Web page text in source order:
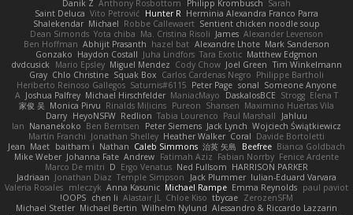
Sarah
Philipp Krombusch
Anthony Rosbottom
Danik Z
Herminia Alexandra Franco Parra
Hunter R
Vito Petrović
Saint Deluca
Sentient chicken noodle soup
Robbe Callewaert
Michael
Shalekendar
Alexander Levenson
James
Ma. Cristina Risoli
Yota chiba
Dean Simonds
Mark Sanderson
Alexandre Lhote
hazel bat
Abhijit Prasanth
Ben Hoffman
Matthew Edgmon
Tara Exotic
Juha Lindfors
Haydon Costall
Gonzako
Tim Winkelmann
Joel Green
Cody Chow
Miguel Mendez
Mario Epsley
dvdcusick
Philippe Bartholi
Carlos Cardenas Negro
Squak Box
Chlo Christine
Gray
Someone Anyone
sonal
Peter Page
Saturnis#6115
Heriberto Reinoso Gallegos
Elena T
Strogg
DaskalosBCE
ManiacMayo
Michael Hirschfelder
Joshua Palfrey
A
Maximino Huertas Vila
Shansen
Pureon
Rinalds Miļicins
Monica Pirvu
家俊 吴
Jahluu
Paul Marshall
Tabia Lourenco
Redlion
HeyoNSFW
Darry
Wojciech Świątkiewicz
Jack Lynch
Peter Siemens
Ben Berntsen
Nananekoko
Ian
Davide Bortoletti
Coral
Heather Walker
Jonathan Shelley
Martín Franchi
Bianca Goldbach
Beefree
治英 矢島
Caleb Simmons
Nathan
baitham i
Maet
Jean
Fenice Ardente
Fabian Norrby
Fatimah Aziz
Andrew
Johanna Fate
Mike Weber
HARRISON PARKER
Ned Fullsom
Ergo Venatus
D
Marco De mitri
Iulian-Eduard Varvara
Jack Plummer
Temple Simpson
Jonathan Diaz
Jadriaan
paul paviot
Emma Reynolds
Michael Rampe
Anna Kasunic
mleczyk
Valeria Rosales
ZerozenSFM
tbycae
Chloe Kiso
Alastair JL
chen li
OOPS!
Alessandro & Riccardo Lazzarin
Wilhelm Nylund
Michael Bertin
Michael Stetler